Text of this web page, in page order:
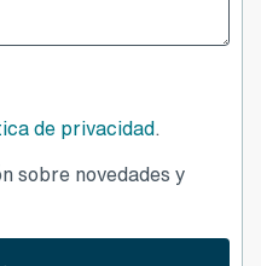
de privacidad
sobre novedades y